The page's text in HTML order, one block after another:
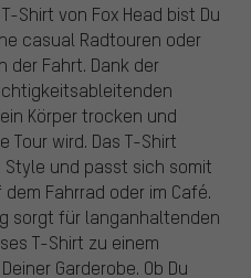
Shirt von Fox Head bist Du
casual Radtouren oder
Fahrt. Dank der
Körper trocken und
Tour wird. Das T-Shirt
und passt sich somit
Fahrrad oder im Café.
sorgt für langanhaltenden
T-Shirt zu einem
Garderobe. Ob Du